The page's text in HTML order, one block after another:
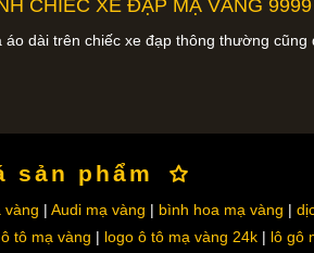
CHIẾC XE ĐẠP MẠ VÀNG
áo dài trên chiếc xe đạp thông thường
sản phẩm
vàng Audi mạ vàng bình hoa mạ vàng
tô mạ vàng logo ô tô mạ vàng 24k
lô gô